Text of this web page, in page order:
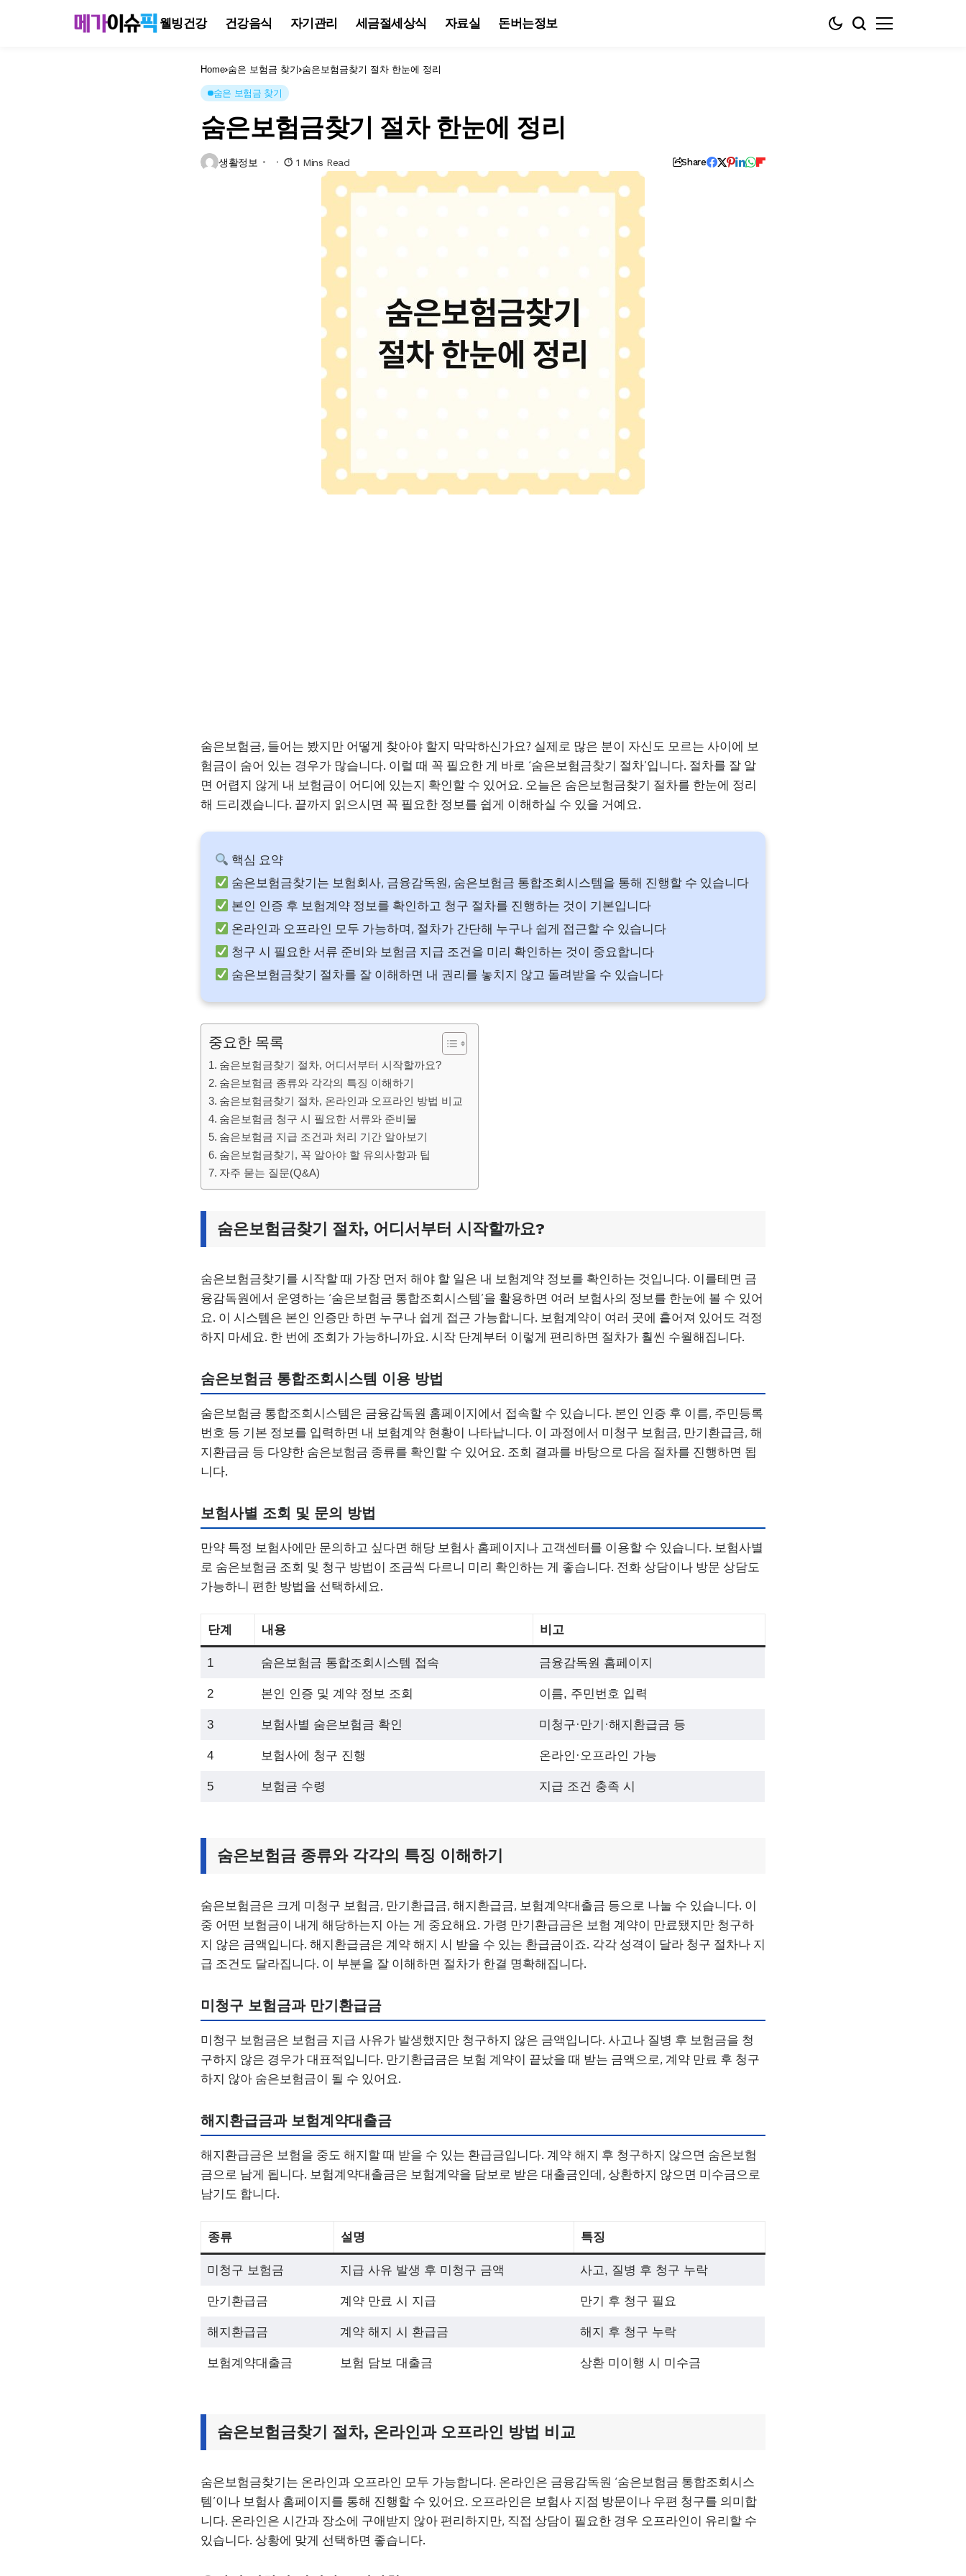
웰빙건강 건강음식 자기관리 세금절세상식 자료실 돈버는정보
Home 숨은 보험금 찾기 숨은보험금찾기 절차 한눈에 정리
숨은 보험금 찾기
숨은보험금찾기 절차 한눈에 정리
생활정보 1 Mins Read Share
숨은보험금, 들어는 봤지만 어떻게 찾아야 할지 막막하신가요? 실제로 많은 분이 자신도 모르는 사이에 보
험금이 숨어 있는 경우가 많습니다. 이럴 때 꼭 필요한 게 바로 ‘숨은보험금찾기 절차’입니다. 절차를 잘 알
면 어렵지 않게 내 보험금이 어디에 있는지 확인할 수 있어요. 오늘은 숨은보험금찾기 절차를 한눈에 정리
해 드리겠습니다. 끝까지 읽으시면 꼭 필요한 정보를 쉽게 이해하실 수 있을 거예요.
핵심 요약
숨은보험금찾기는 보험회사, 금융감독원, 숨은보험금 통합조회시스템을 통해 진행할 수 있습니다
본인 인증 후 보험계약 정보를 확인하고 청구 절차를 진행하는 것이 기본입니다
온라인과 오프라인 모두 가능하며, 절차가 간단해 누구나 쉽게 접근할 수 있습니다
청구 시 필요한 서류 준비와 보험금 지급 조건을 미리 확인하는 것이 중요합니다
숨은보험금찾기 절차를 잘 이해하면 내 권리를 놓치지 않고 돌려받을 수 있습니다
중요한 목록
숨은보험금찾기 절차, 어디서부터 시작할까요?
숨은보험금 종류와 각각의 특징 이해하기
숨은보험금찾기 절차, 온라인과 오프라인 방법 비교
숨은보험금 청구 시 필요한 서류와 준비물
숨은보험금 지급 조건과 처리 기간 알아보기
숨은보험금찾기, 꼭 알아야 할 유의사항과 팁
자주 묻는 질문(Q&A)
숨은보험금찾기 절차, 어디서부터 시작할까요?
숨은보험금찾기를 시작할 때 가장 먼저 해야 할 일은 내 보험계약 정보를 확인하는 것입니다. 이를테면 금
융감독원에서 운영하는 ‘숨은보험금 통합조회시스템’을 활용하면 여러 보험사의 정보를 한눈에 볼 수 있어
요. 이 시스템은 본인 인증만 하면 누구나 쉽게 접근 가능합니다. 보험계약이 여러 곳에 흩어져 있어도 걱정
하지 마세요. 한 번에 조회가 가능하니까요. 시작 단계부터 이렇게 편리하면 절차가 훨씬 수월해집니다.
숨은보험금 통합조회시스템 이용 방법
숨은보험금 통합조회시스템은 금융감독원 홈페이지에서 접속할 수 있습니다. 본인 인증 후 이름, 주민등록
번호 등 기본 정보를 입력하면 내 보험계약 현황이 나타납니다. 이 과정에서 미청구 보험금, 만기환급금, 해
지환급금 등 다양한 숨은보험금 종류를 확인할 수 있어요. 조회 결과를 바탕으로 다음 절차를 진행하면 됩
니다.
보험사별 조회 및 문의 방법
만약 특정 보험사에만 문의하고 싶다면 해당 보험사 홈페이지나 고객센터를 이용할 수 있습니다. 보험사별
로 숨은보험금 조회 및 청구 방법이 조금씩 다르니 미리 확인하는 게 좋습니다. 전화 상담이나 방문 상담도
가능하니 편한 방법을 선택하세요.
단계 내용 비고
1 숨은보험금 통합조회시스템 접속 금융감독원 홈페이지
2 본인 인증 및 계약 정보 조회 이름, 주민번호 입력
3 보험사별 숨은보험금 확인 미청구·만기·해지환급금 등
4 보험사에 청구 진행 온라인·오프라인 가능
5 보험금 수령 지급 조건 충족 시
숨은보험금 종류와 각각의 특징 이해하기
숨은보험금은 크게 미청구 보험금, 만기환급금, 해지환급금, 보험계약대출금 등으로 나눌 수 있습니다. 이
중 어떤 보험금이 내게 해당하는지 아는 게 중요해요. 가령 만기환급금은 보험 계약이 만료됐지만 청구하
지 않은 금액입니다. 해지환급금은 계약 해지 시 받을 수 있는 환급금이죠. 각각 성격이 달라 청구 절차나 지
급 조건도 달라집니다. 이 부분을 잘 이해하면 절차가 한결 명확해집니다.
미청구 보험금과 만기환급금
미청구 보험금은 보험금 지급 사유가 발생했지만 청구하지 않은 금액입니다. 사고나 질병 후 보험금을 청
구하지 않은 경우가 대표적입니다. 만기환급금은 보험 계약이 끝났을 때 받는 금액으로, 계약 만료 후 청구
하지 않아 숨은보험금이 될 수 있어요.
해지환급금과 보험계약대출금
해지환급금은 보험을 중도 해지할 때 받을 수 있는 환급금입니다. 계약 해지 후 청구하지 않으면 숨은보험
금으로 남게 됩니다. 보험계약대출금은 보험계약을 담보로 받은 대출금인데, 상환하지 않으면 미수금으로
남기도 합니다.
종류 설명 특징
미청구 보험금 지급 사유 발생 후 미청구 금액 사고, 질병 후 청구 누락
만기환급금 계약 만료 시 지급 만기 후 청구 필요
해지환급금 계약 해지 시 환급금 해지 후 청구 누락
보험계약대출금 보험 담보 대출금 상환 미이행 시 미수금
숨은보험금찾기 절차, 온라인과 오프라인 방법 비교
숨은보험금찾기는 온라인과 오프라인 모두 가능합니다. 온라인은 금융감독원 ‘숨은보험금 통합조회시스
템’이나 보험사 홈페이지를 통해 진행할 수 있어요. 오프라인은 보험사 지점 방문이나 우편 청구를 의미합
니다. 온라인은 시간과 장소에 구애받지 않아 편리하지만, 직접 상담이 필요한 경우 오프라인이 유리할 수
있습니다. 상황에 맞게 선택하면 좋습니다.